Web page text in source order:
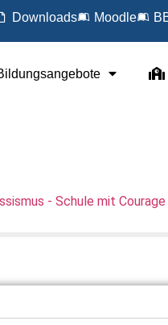
Downloads Moodle
- Schule mit Courage